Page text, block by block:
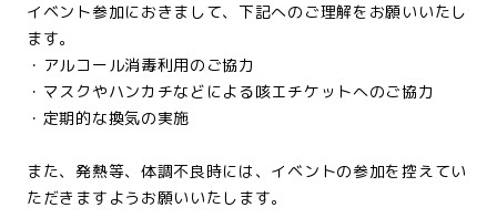
イベント参加におきまして、下記へのご理解をお願いいたし
ます。
・アルコール消毒利用のご協力
・マスクやハンカチなどによる咳エチケットへのご協力
・定期的な換気の実施
また、発熱等、体調不良時には、イベントの参加を控えてい
ただきますようお願いいたします。